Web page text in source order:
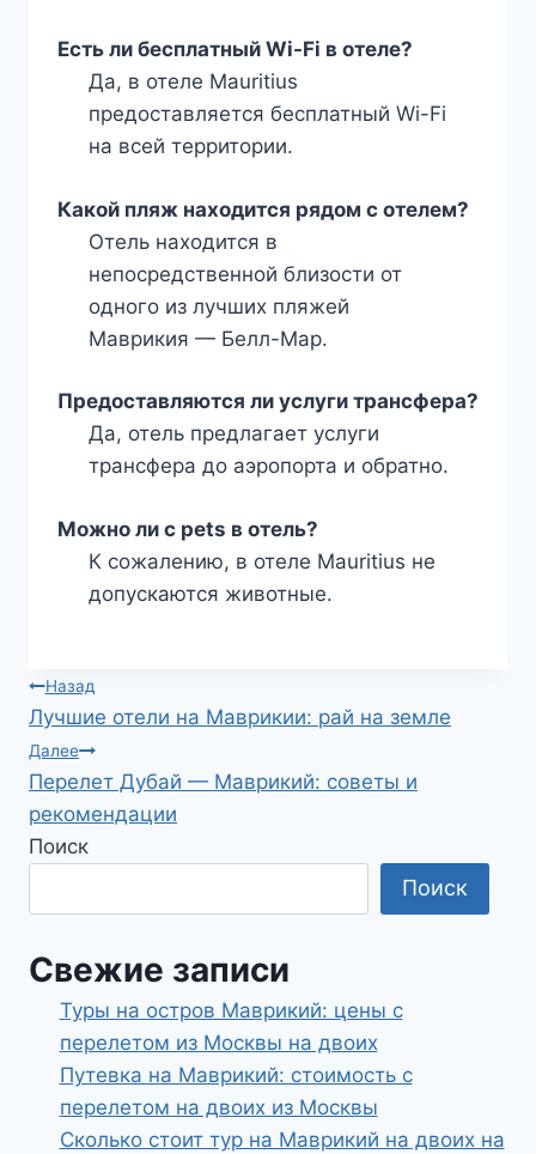
Есть ли бесплатный Wi-Fi в отеле?
Да, в отеле Mauritius
предоставляется бесплатный Wi-Fi
на всей территории.
Какой пляж находится рядом с отелем?
Отель находится в
непосредственной близости от
одного из лучших пляжей
Маврикия — Белл-Мар.
Предоставляются ли услуги трансфера?
Да, отель предлагает услуги
трансфера до аэропорта и обратно.
Можно ли с pets в отель?
К сожалению, в отеле Mauritius не
допускаются животные.
Навигация
по
записям
Назад
Лучшие отели на Маврикии: рай на земле
Далее
Перелет Дубай — Маврикий: советы и
рекомендации
Поиск
Поиск
Свежие записи
Туры на остров Маврикий: цены с
перелетом из Москвы на двоих
Путевка на Маврикий: стоимость с
перелетом на двоих из Москвы
Сколько стоит тур на Маврикий на двоих на